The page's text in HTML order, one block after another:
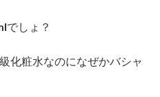
でしょ？
化粧水なのになぜかバシャ